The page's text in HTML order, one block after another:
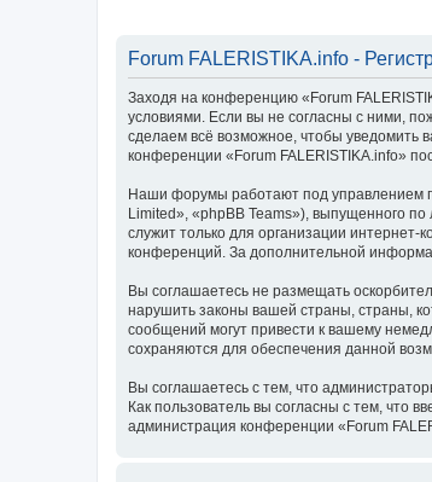
Forum FALERISTIKA.info -
Заходя на конференцию «Forum
условиями. Если вы не согласны с ними,
сделаем всё возможное, чтобы уведомить
конференции «Forum FALERISTIKA.info»
Наши форумы работают под управлением
Limited», «phpBB Teams»), выпущенного по
служит только для организации
конференций. За дополнительной
Вы соглашаетесь не размещать
нарушить законы вашей страны, страны,
сообщений могут привести к вашему
сохраняются для обеспечения данной
Вы соглашаетесь с тем, что
Как пользователь вы согласны с тем, что
администрация конференции «Forum